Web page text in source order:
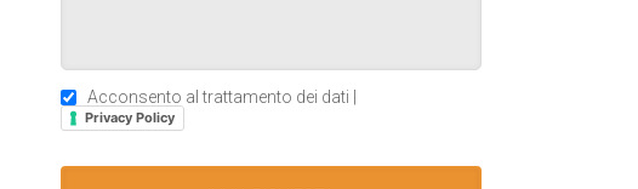
Acconsento al trattamento dei dati |
Privacy Policy